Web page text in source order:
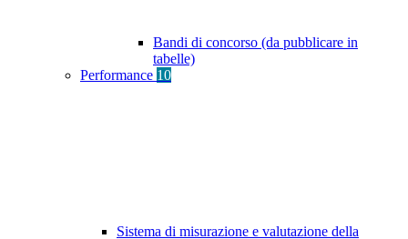
Bandi di concorso (da pubblicare in
tabelle)
Performance 10
Sistema di misurazione e valutazione della